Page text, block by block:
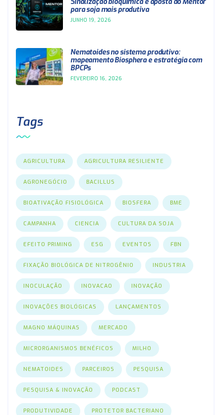
para soja mais produtiva
JUNHO 19, 2026
Nematoides no sistema produtivo:
mapeamento Biosphera e estratégia com
BPCPs
FEVEREIRO 16, 2026
Tags
AGRICULTURA AGRICULTURA RESILIENTE
AGRONEGÓCIO BACILLUS
BIOATIVAÇÃO FISIOLÓGICA BIOSFERA BME
CAMPANHA CIENCIA CULTURA DA SOJA
EFEITO PRIMING ESG EVENTOS FBN
FIXAÇÃO BIOLÓGICA DE NITROGÊNIO INDUSTRIA
INOCULAÇÃO INOVACAO INOVAÇÃO
INOVAÇÕES BIOLÓGICAS LANÇAMENTOS
MAGNO MÁQUINAS MERCADO
MICRORGANISMOS BENÉFICOS MILHO
NEMATOIDES PARCEIROS PESQUISA
PESQUISA & INOVAÇÃO PODCAST
PRODUTIVIDADE PROTETOR BACTERIANO